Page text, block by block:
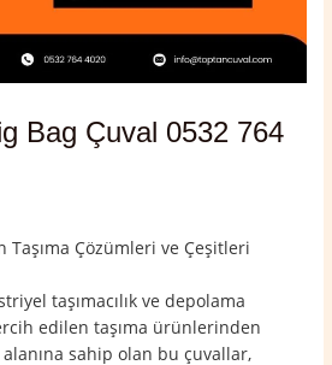
Bag Çuval 0532 764
Taşıma Çözümleri ve Çeşitleri
taşımacılık ve depolama
edilen taşıma ürünlerinden
sahip olan bu çuvallar,